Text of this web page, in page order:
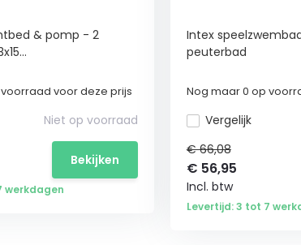
& pomp - 2
voor deze prijs
Niet op voorraad
Bekijken
werkdagen
Intex
peuterbad
Nog maar 0 op
Vergelijk
€ 66,08
€ 56,95
Incl. btw
Levertijd: 3 tot 7